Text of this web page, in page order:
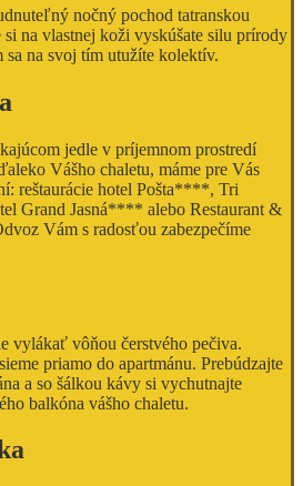
nočný pochod tatranskou
na vlastnej koži vyskúšate silu prírody
sa na svoj tím utužíte kolektív.
jedle v príjemnom prostredí
Vášho chaletu, máme pre Vás
reštaurácie hotel Pošta****, Tri
Grand Jasná**** alebo Restaurant &
Vám s radosťou zabezpečíme
vylákať vôňou čerstvého pečiva.
priamo do apartmánu. Prebúdzajte
a so šálkou kávy si vychutnajte
balkóna vášho chaletu.